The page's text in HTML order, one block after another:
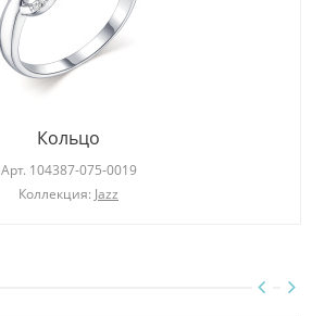
Кольцо
Арт. 104387-075-0019
Коллекция: Jazz